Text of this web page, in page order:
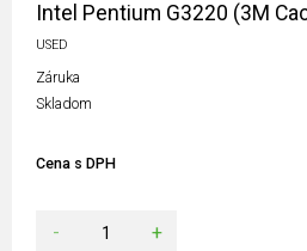
Intel Pentium G3220 (3M
USED
Záruka
Skladom
Cena s DPH
- +